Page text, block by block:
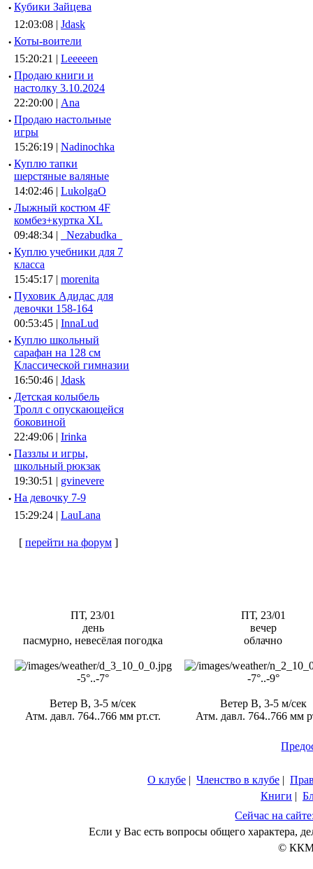
· Кубики Зайцева
12:03:08 | Jdask
· Коты-воители
15:20:21 | Leeeeen
· Продаю книги и
настолку 3.10.2024
22:20:00 | Ana
· Продаю настольные
игры
15:26:19 | Nadinochka
· Куплю тапки
шерстяные валяные
14:02:46 | LukolgaO
· Лыжный костюм 4F
комбез+куртка XL
09:48:34 |
_Nezabudka_
· Куплю учебники для 7
класса
15:45:17 | morenita
· Пуховик Адидас для
девочки 158-164
00:53:45 | InnaLud
· Куплю школьный
сарафан на 128 см
Классической гимназии
16:50:46 | Jdask
· Детская колыбель
Тролл с опускающейся
боковиной
22:49:06 | Irinka
· Паззлы и игры,
школьный рюкзак
19:30:51 | gvinevere
· Hа девочку 7-9
15:29:24 | LauLana
[ перейти на форум ]
ПТ, 23/01
день
пасмурно, невесёлая погодка
-5°..-7°
Ветер В, 3-5 м/сек
Атм. давл. 764..766 мм рт.ст.
ПТ, 23/01
вечер
облачно
-7°..-9°
Ветер В, 3-5 м/сек
Атм. давл. 764..766 мм
О клубе | Членство в клубе |
Книги |
Сейчас на
Если у Вас есть вопросы общего характера,
© ККМ